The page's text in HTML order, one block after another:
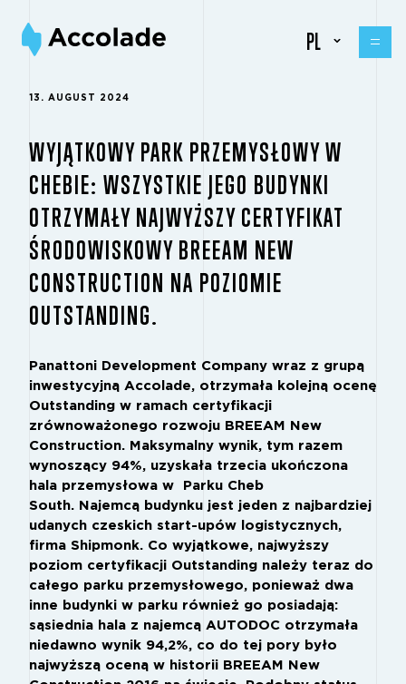
PL
13. AUGUST 2024
WYJĄTKOWY PARK PRZEMYSŁOWY W
CHEBIE: WSZYSTKIE JEGO BUDYNKI
OTRZYMAŁY NAJWYŻSZY CERTYFIKAT
ŚRODOWISKOWY BREEAM NEW
CONSTRUCTION NA POZIOMIE
OUTSTANDING.
Panattoni Development Company wraz z grupą
inwestycyjną Accolade, otrzymała kolejną ocenę
Outstanding w ramach certyfikacji
zrównoważonego rozwoju BREEAM New
Construction. Maksymalny wynik, tym razem
wynoszący 94%, uzyskała trzecia ukończona
hala przemysłowa w Parku Cheb
South. Najemcą budynku jest jeden z najbardziej
udanych czeskich start-upów logistycznych,
firma Shipmonk. Co wyjątkowe, najwyższy
poziom certyfikacji Outstanding należy teraz do
całego parku przemysłowego, ponieważ dwa
inne budynki w parku również go posiadają:
sąsiednia hala z najemcą AUTODOC otrzymała
niedawno wynik 94,2%, co do tej pory było
najwyższą oceną w historii BREEAM New